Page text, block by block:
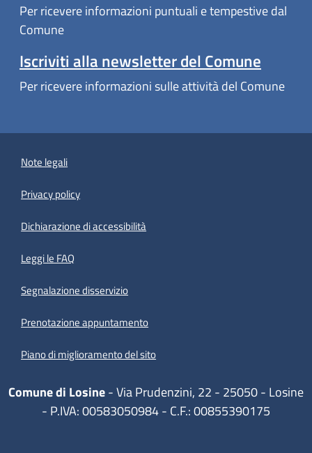
Per ricevere informazioni puntuali e tempestive dal
Comune
Iscriviti alla newsletter del Comune
Per ricevere informazioni sulle attività del Comune
Note legali
Privacy policy
Dichiarazione di accessibilità
Leggi le FAQ
Segnalazione disservizio
Prenotazione appuntamento
Piano di miglioramento del sito
Comune di Losine- Via Prudenzini, 22 - 25050 - Losine
- P.IVA: 00583050984 - C.F.: 00855390175